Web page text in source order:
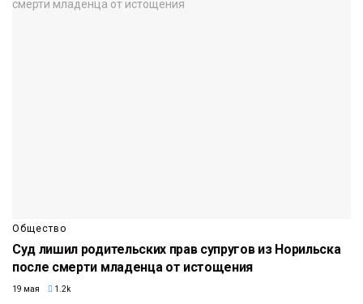
Общество
Суд лишил родительских прав супругов из Норильска
после смерти младенца от истощения
19 мая 1.2k